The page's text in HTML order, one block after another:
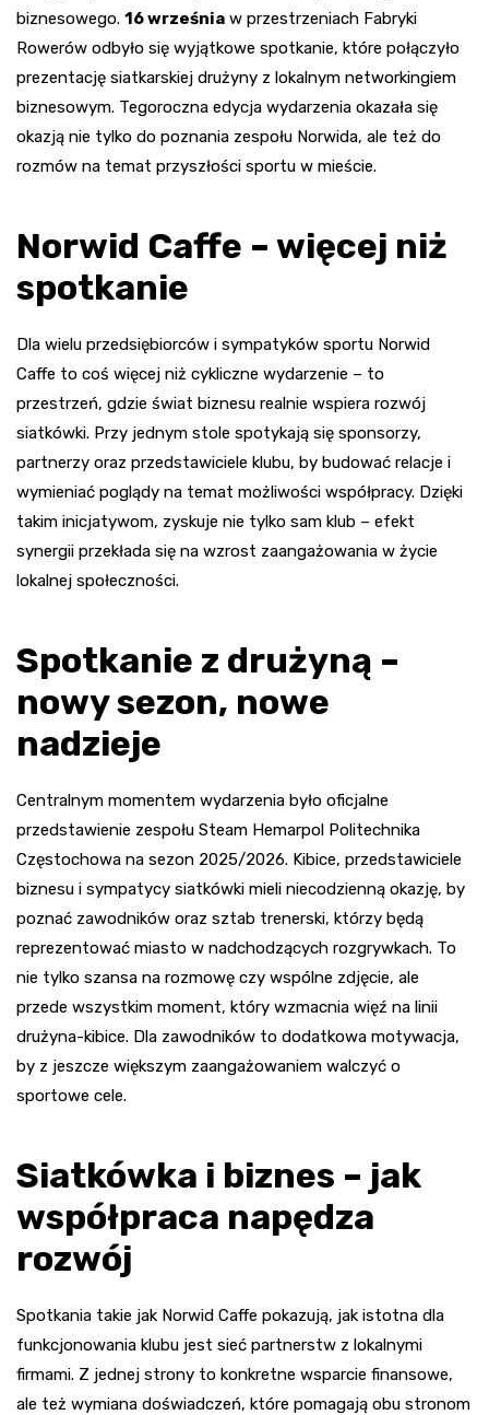
biznesowego. 16 września w przestrzeniach Fabryki
Rowerów odbyło się wyjątkowe spotkanie, które połączyło
prezentację siatkarskiej drużyny z lokalnym networkingiem
biznesowym. Tegoroczna edycja wydarzenia okazała się
okazją nie tylko do poznania zespołu Norwida, ale też do
rozmów na temat przyszłości sportu w mieście.
Norwid Caffe – więcej niż
spotkanie
Dla wielu przedsiębiorców i sympatyków sportu Norwid
Caffe to coś więcej niż cykliczne wydarzenie – to
przestrzeń, gdzie świat biznesu realnie wspiera rozwój
siatkówki. Przy jednym stole spotykają się sponsorzy,
partnerzy oraz przedstawiciele klubu, by budować relacje i
wymieniać poglądy na temat możliwości współpracy. Dzięki
takim inicjatywom, zyskuje nie tylko sam klub – efekt
synergii przekłada się na wzrost zaangażowania w życie
lokalnej społeczności.
Spotkanie z drużyną –
nowy sezon, nowe
nadzieje
Centralnym momentem wydarzenia było oficjalne
przedstawienie zespołu Steam Hemarpol Politechnika
Częstochowa na sezon 2025/2026. Kibice, przedstawiciele
biznesu i sympatycy siatkówki mieli niecodzienną okazję, by
poznać zawodników oraz sztab trenerski, którzy będą
reprezentować miasto w nadchodzących rozgrywkach. To
nie tylko szansa na rozmowę czy wspólne zdjęcie, ale
przede wszystkim moment, który wzmacnia więź na linii
drużyna-kibice. Dla zawodników to dodatkowa motywacja,
by z jeszcze większym zaangażowaniem walczyć o
sportowe cele.
Siatkówka i biznes – jak
współpraca napędza
rozwój
Spotkania takie jak Norwid Caffe pokazują, jak istotna dla
funkcjonowania klubu jest sieć partnerstw z lokalnymi
firmami. Z jednej strony to konkretne wsparcie finansowe,
ale też wymiana doświadczeń, które pomagają obu stronom